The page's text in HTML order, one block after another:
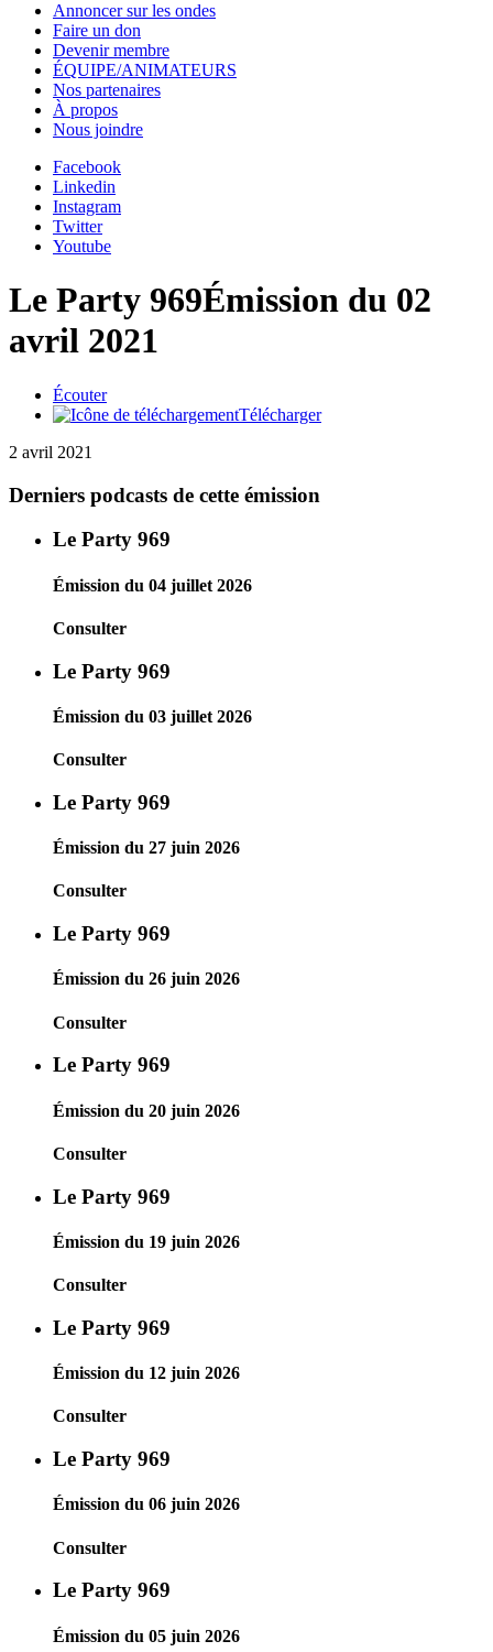
Annoncer sur les ondes
Faire un don
Devenir membre
ÉQUIPE/ANIMATEURS
Nos partenaires
À propos
Nous joindre
Facebook
Linkedin
Instagram
Twitter
Youtube
Le Party 969Émission du 02
avril 2021
Écouter
Télécharger
2 avril 2021
Derniers podcasts de cette émission
Le Party 969
Émission du 04 juillet 2026
Consulter
Le Party 969
Émission du 03 juillet 2026
Consulter
Le Party 969
Émission du 27 juin 2026
Consulter
Le Party 969
Émission du 26 juin 2026
Consulter
Le Party 969
Émission du 20 juin 2026
Consulter
Le Party 969
Émission du 19 juin 2026
Consulter
Le Party 969
Émission du 12 juin 2026
Consulter
Le Party 969
Émission du 06 juin 2026
Consulter
Le Party 969
Émission du 05 juin 2026